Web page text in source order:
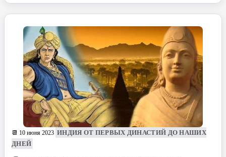
📆 10 июня 2023 ИНДИЯ ОТ ПЕРВЫХ ДИНАСТИЙ ДО НАШИХ
ДНЕЙ